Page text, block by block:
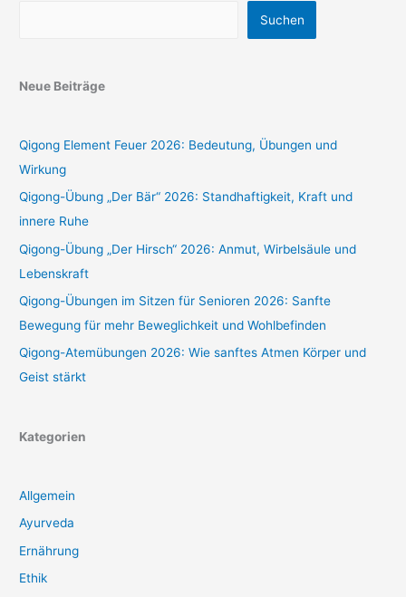
Suchen
Neue Beiträge
Qigong Element Feuer 2026: Bedeutung, Übungen und
Wirkung
Qigong-Übung „Der Bär“ 2026: Standhaftigkeit, Kraft und
innere Ruhe
Qigong-Übung „Der Hirsch“ 2026: Anmut, Wirbelsäule und
Lebenskraft
Qigong-Übungen im Sitzen für Senioren 2026: Sanfte
Bewegung für mehr Beweglichkeit und Wohlbefinden
Qigong-Atemübungen 2026: Wie sanftes Atmen Körper und
Geist stärkt
Kategorien
Allgemein
Ayurveda
Ernährung
Ethik